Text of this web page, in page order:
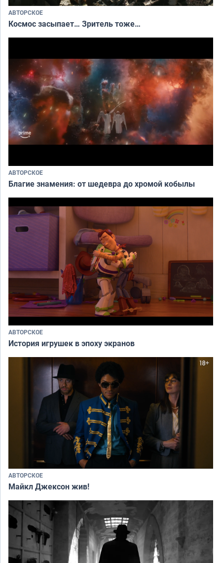
АВТОРСКОЕ
Космос засыпает… Зритель тоже…
АВТОРСКОЕ
Благие знамения: от шедевра до хромой кобылы
АВТОРСКОЕ
История игрушек в эпоху экранов
АВТОРСКОЕ
Майкл Джексон жив!